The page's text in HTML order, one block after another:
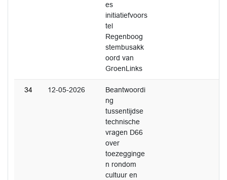
es
initiatiefvoors
tel
Regenboog
stembusakk
oord van
GroenLinks
34 12-05-2026
Beantwoordi
ng
tussentijdse
technische
vragen D66
over
toezegginge
n rondom
cultuur en